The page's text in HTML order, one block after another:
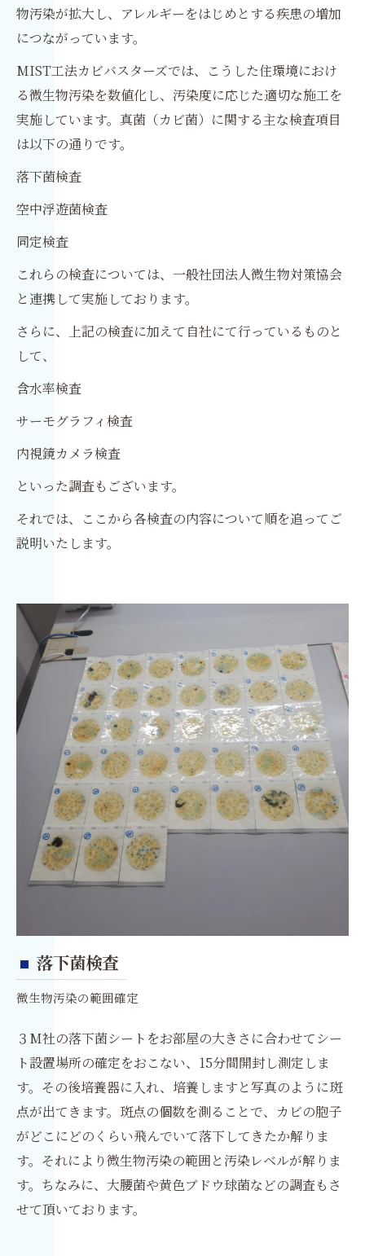
物汚染が拡大し、アレルギーをはじめとする疾患の増加
につながっています。
MIST工法カビバスターズでは、こうした住環境におけ
る微生物汚染を数値化し、汚染度に応じた適切な施工を
実施しています。真菌（カビ菌）に関する主な検査項目
は以下の通りです。
落下菌検査
空中浮遊菌検査
同定検査
これらの検査については、一般社団法人微生物対策協会
と連携して実施しております。
さらに、上記の検査に加えて自社にて行っているものと
して、
含水率検査
サーモグラフィ検査
内視鏡カメラ検査
といった調査もございます。
それでは、ここから各検査の内容について順を追ってご
説明いたします。
落下菌検査
微生物汚染の範囲確定
３M社の落下菌シートをお部屋の大きさに合わせてシー
ト設置場所の確定をおこない、15分間開封し測定しま
す。その後培養器に入れ、培養しますと写真のように斑
点が出てきます。斑点の個数を測ることで、カビの胞子
がどこにどのくらい飛んでいて落下してきたか解りま
す。それにより微生物汚染の範囲と汚染レベルが解りま
す。ちなみに、大腰菌や黄色ブドウ球菌などの調査もさ
せて頂いております。